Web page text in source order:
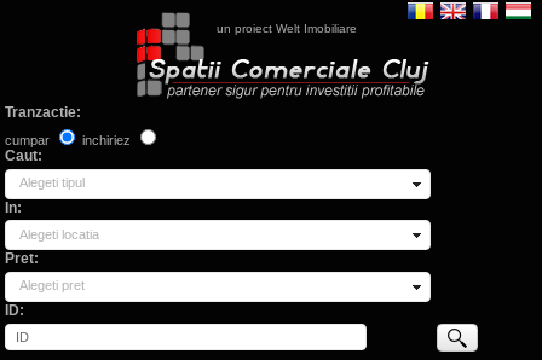
un proiect Welt Imobiliare
Tranzactie:
cumpar inchiriez
Caut:
Alegeti tipul
In:
Alegeti locatia
Pret:
Alegeti pret
ID: